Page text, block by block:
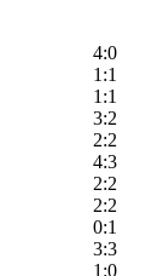
4:0
1:1
1:1
3:2
2:2
4:3
2:2
2:2
0:1
3:3
1:0